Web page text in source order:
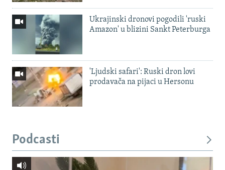
Ukrajinski dronovi pogodili 'ruski
Amazon' u blizini Sankt Peterburga
'Ljudski safari': Ruski dron lovi
prodavača na pijaci u Hersonu
Podcasti